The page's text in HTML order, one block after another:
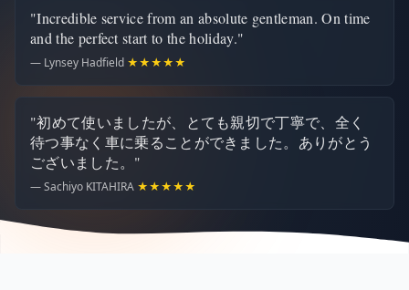
"Incredible service from an absolute gentleman. On time
and the perfect start to the holiday."
— Lynsey Hadfield ★★★★★
"初めて使いましたが、とても親切で丁寧で、全く
待つ事なく車に乗ることができました。ありがとう
ございました。"
— Sachiyo KITAHIRA ★★★★★